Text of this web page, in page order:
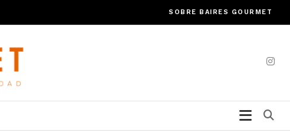
SOBRE BAIRES GOURMET